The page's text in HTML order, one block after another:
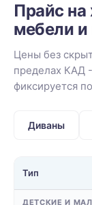
Прайс на
мебели и
Цены без
пределах КАД
фиксируется
Диваны
Тип
ДЕТСКИЕ И